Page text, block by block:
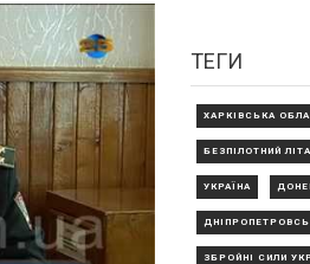
ТЕГИ
ХАРКІВСЬКА
БЕЗПІЛОТНИЙ
УКРАЇНА
ЗБРОЙНІ СИЛИ